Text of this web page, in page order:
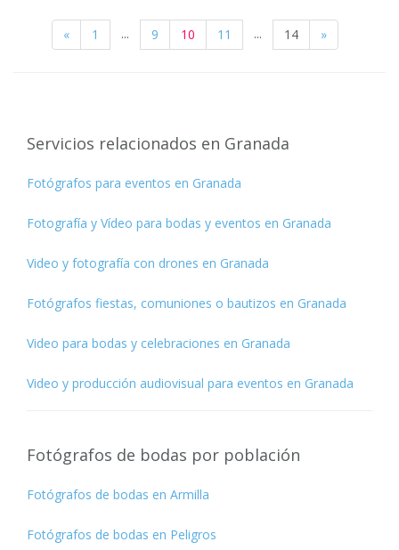
« 1 ... 9 10 11 ... 14 »
Servicios relacionados en Granada
Fotógrafos para eventos en Granada
Fotografía y Vídeo para bodas y eventos en Granada
Video y fotografía con drones en Granada
Fotógrafos fiestas, comuniones o bautizos en Granada
Video para bodas y celebraciones en Granada
Video y producción audiovisual para eventos en Granada
Fotógrafos de bodas por población
Fotógrafos de bodas en Armilla
Fotógrafos de bodas en Peligros